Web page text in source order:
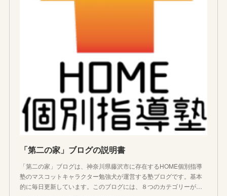
「第二の家」ブログの説明書
「第二の家」ブログは、神奈川県藤沢市に存在するHOME個別指導
塾のマスコットキャラクター勉強犬が運営する塾ブログです。基本
的に毎日更新しています。このブログには、８つのカテゴリーが…